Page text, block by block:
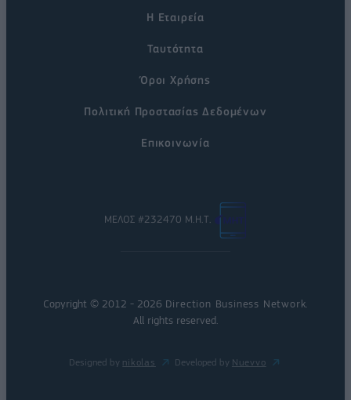
Η Εταιρεία
Ταυτότητα
Όροι Χρήσης
Πολιτική Προστασίας Δεδομένων
Επικοινωνία
ΜΕΛΟΣ #232470 Μ.Η.Τ.
Copyright © 2012 - 2026 Direction Business Network
All rights reserved.
Designed by nikolas Developed by Nuevvo